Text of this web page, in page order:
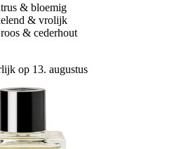
& bloemig
& vrolijk
& cederhout
op 13. augustus